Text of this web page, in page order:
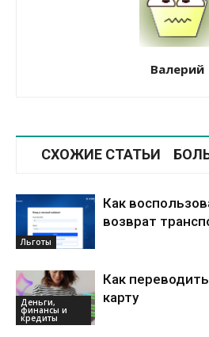
Валерий
СХОЖИЕ СТАТЬИ
Льготы
Как
возврат
Деньги,
финансы и
кредиты
Как
карту